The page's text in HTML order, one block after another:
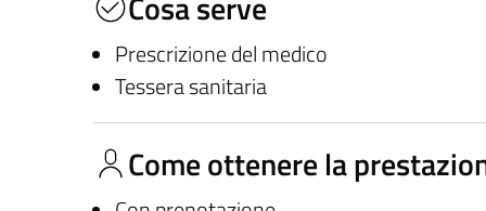
Prescrizione del medico
Tessera sanitaria
Come ottenere la